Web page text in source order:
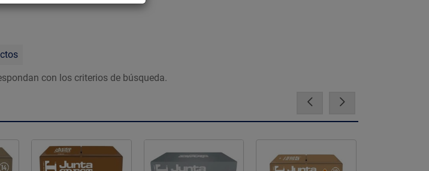
con los criterios de búsqueda.